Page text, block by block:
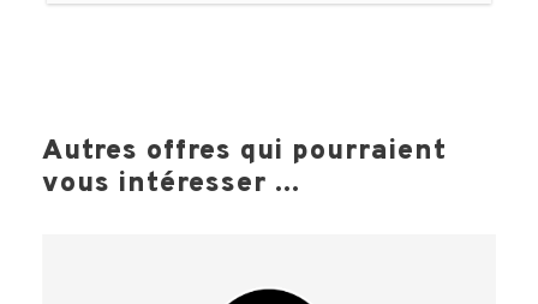
Autres offres qui pourraient
vous intéresser ...